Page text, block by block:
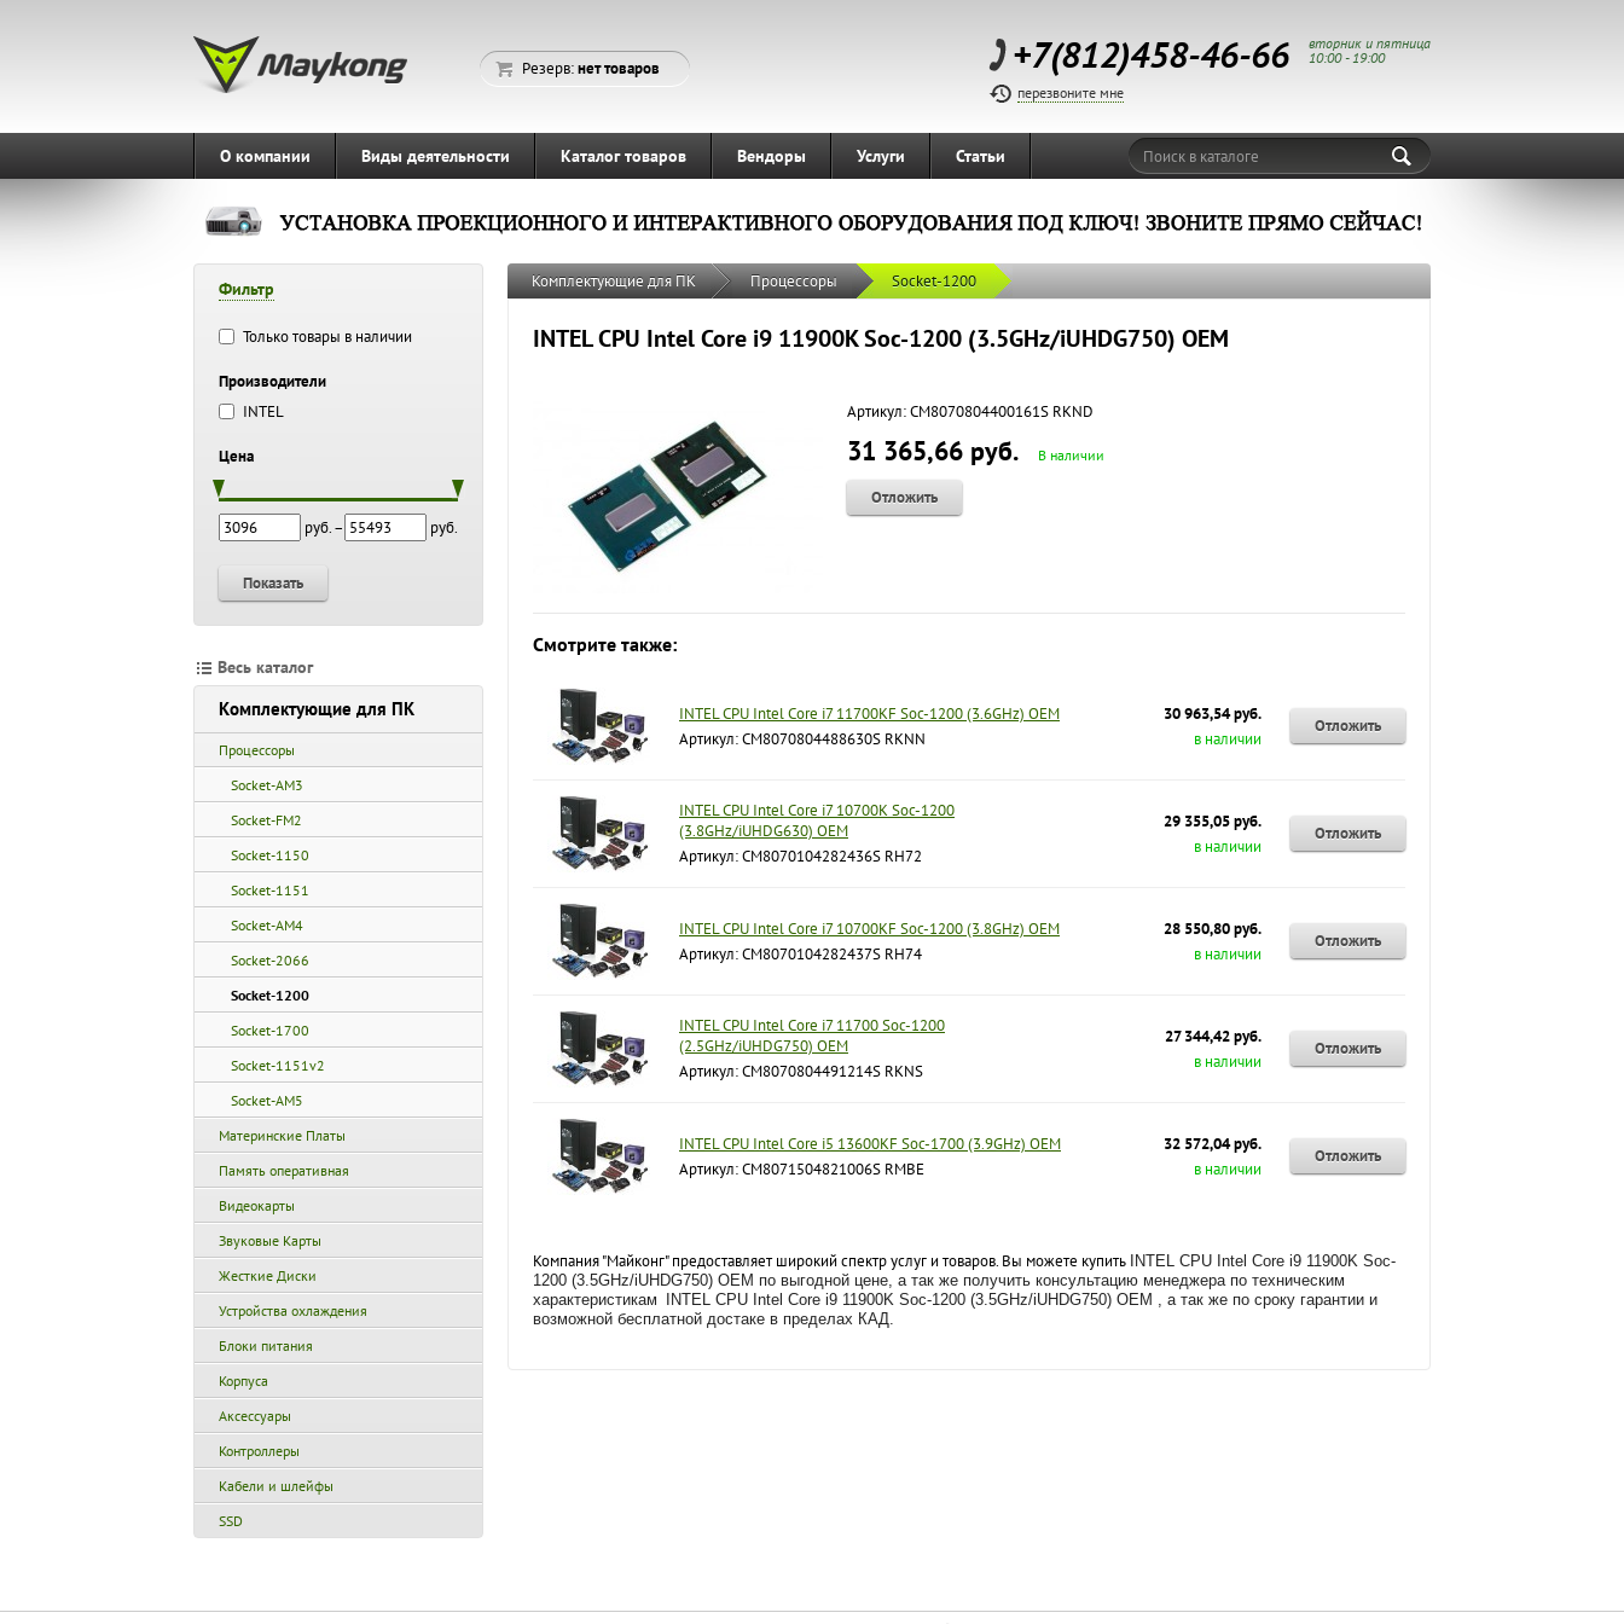
Резерв:нет товаров +7(812)458-46-66
вторник и пятница
10:00 - 19:00
перезвоните мне
О компании Виды деятельности Каталог товаров Вендоры Услуги Статьи Поиск в каталоге
Фильтр
Только товары в наличии
Производители
INTEL
Цена
руб. – руб.
Показать
Весь каталог
Комплектующие для ПК
Процессоры
Socket-AM3
Socket-FM2
Socket-1150
Socket-1151
Socket-AM4
Socket-2066
Socket-1200
Socket-1700
Socket-1151v2
Socket-AM5
Материнские Платы
Память оперативная
Видеокарты
Звуковые Карты
Жесткие Диски
Устройства охлаждения
Блоки питания
Корпуса
Аксессуары
Контроллеры
Кабели и шлейфы
SSD
Комплектующие для ПК Процессоры Socket-1200
INTEL CPU Intel Core i9 11900K Soc-1200 (3.5GHz/iUHDG750) OEM
Артикул:CM8070804400161S RKND
31 365,66 руб. В наличии
Отложить
Смотрите также:
INTEL CPU Intel Core i7 11700KF Soc-1200 (3.6GHz) OEM
Артикул: CM8070804488630S RKNN
30 963,54 руб.
в наличии
Отложить
INTEL CPU Intel Core i7 10700K Soc-1200
(3.8GHz/iUHDG630) OEM
Артикул: CM8070104282436S RH72
29 355,05 руб.
в наличии
Отложить
INTEL CPU Intel Core i7 10700KF Soc-1200 (3.8GHz) OEM
Артикул: CM8070104282437S RH74
28 550,80 руб.
в наличии
Отложить
INTEL CPU Intel Core i7 11700 Soc-1200
(2.5GHz/iUHDG750) OEM
Артикул: CM8070804491214S RKNS
27 344,42 руб.
в наличии
Отложить
INTEL CPU Intel Core i5 13600KF Soc-1700 (3.9GHz) OEM
Артикул: CM8071504821006S RMBE
32 572,04 руб.
в наличии
Отложить
Компания "Майконг" предоставляет широкий спектр услуг и товаров. Вы можете купить INTEL CPU Intel Core i9 11900K Soc-
1200 (3.5GHz/iUHDG750) OEM по выгодной цене, а так же получить консультацию менеджера по техническим
характеристикам
INTEL CPU Intel Core i9 11900K Soc-1200 (3.5GHz/iUHDG750) OEM , а так же по сроку гарантии и
возможной бесплатной достаке в пределах КАД.